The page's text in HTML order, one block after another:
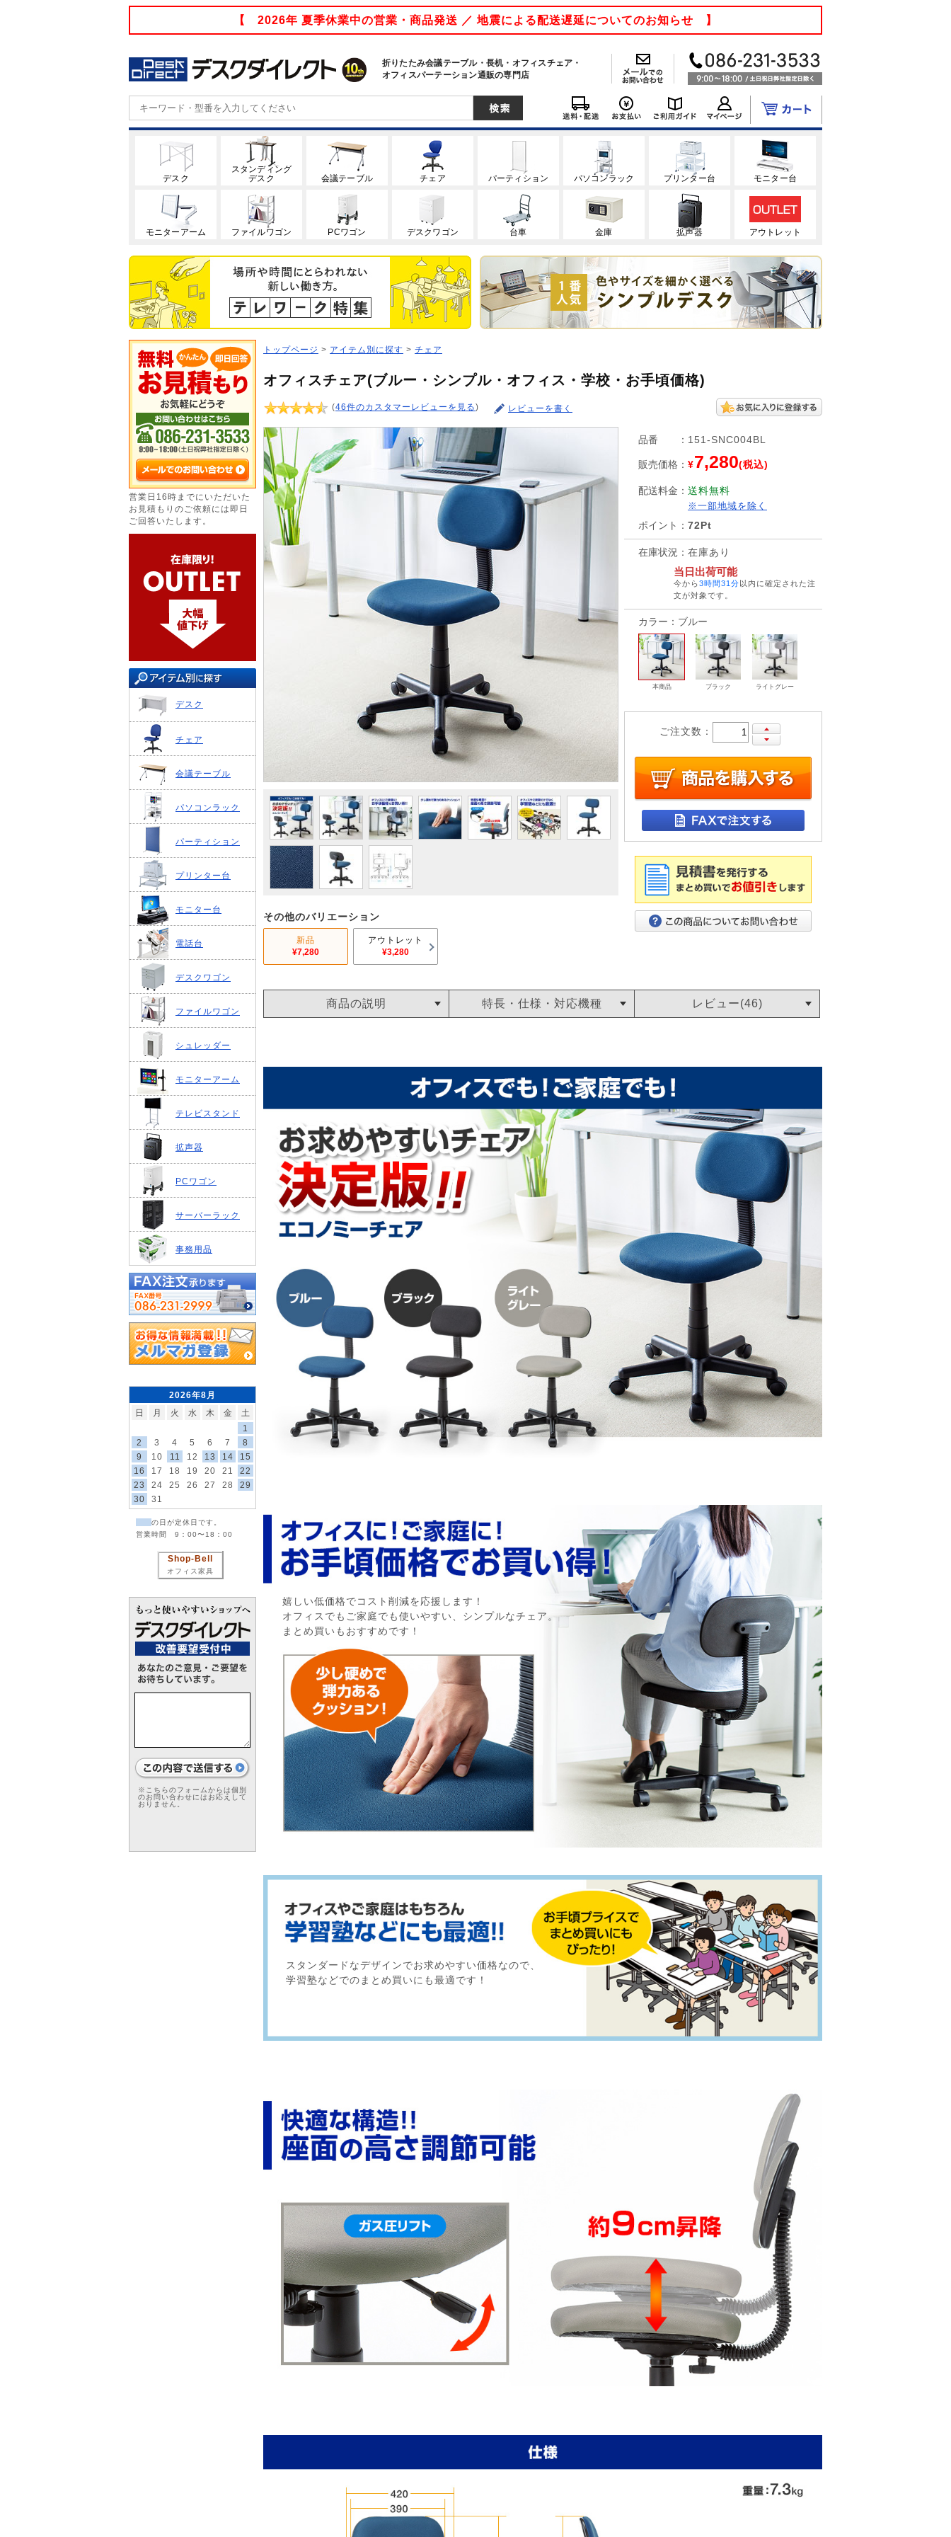
【 2026年 夏季休業中の営業・商品発送 ／ 地震による配送遅延についてのお知らせ 】
折りたたみ会議テーブル・長机・オフィスチェア・
オフィスパーテーション通販の専門店
デスク
スタンディング
デスク
会議テーブル チェア パーティション パソコンラック プリンター台 モニター台
モニターアーム ファイルワゴン PCワゴン デスクワゴン 台車 金庫 拡声器 アウトレット
営業日16時までにいただいた
お見積もりのご依頼には即日
ご回答いたします。
デスク
チェア
会議テーブル
パソコンラック
パーティション
プリンター台
モニター台
電話台
デスクワゴン
ファイルワゴン
シュレッダー
モニターアーム
テレビスタンド
拡声器
PCワゴン
サーバーラック
事務用品
2026年8月
日
月 火 水 木 金
土
1
2
3 4 5 6 7
8
9
10 11 12 13 14
15
16
17 18 19 20 21
22
23
24 25 26 27 28
29
30
31
の日が定休日です。
営業時間 9：00〜18：00
Shop-Bell
オフィス家具
※こちらのフォームからは個別
のお問い合わせにはお応えして
おりません。
トップページ > アイテム別に探す > チェア
オフィスチェア(ブルー・シンプル・オフィス・学校・お手頃価格)
(46件のカスタマーレビューを見る) レビューを書く
その他のバリエーション
新品
¥7,280
アウトレット
¥3,280
品番 ： 151-SNC004BL
販売価格 ： ¥7,280(税込)
配送料金 ： 送料無料
※一部地域を除く
ポイント ： 72Pt
在庫状況 ： 在庫あり
当日出荷可能
今から3時間31分以内に確定された注
文が対象です。
カラー：ブルー
本商品 ブラック ライトグレー
ご注文数：
商品の説明 特長・仕様・対応機種 レビュー(46)
嬉しい低価格でコスト削減を応援します！
オフィスでもご家庭でも使いやすい、シンプルなチェア。
まとめ買いもおすすめです！
スタンダードなデザインでお求めやすい価格なので、
学習塾などでのまとめ買いにも最適です！